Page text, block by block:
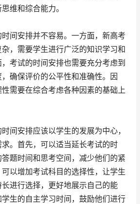
维和综合能力。
间安排并不容易。一方面，新高考
，需要学生进行广泛的知识学习和
考试的时间安排也需要充分考虑到
确保评价的公平性和准确性。因
需要在综合考虑各种因素的基础上
间安排应该以学生的发展为中心，
。首先，可以适当延长考试的时
题时间和思考空间，减少他们的紧
以增加考试科目的选择性，让学生
进行选择，更好地展示自己的能
生的自主学习时间，鼓励他们进行